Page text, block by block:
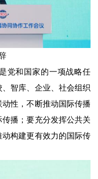
党和国家的一项战略任
智库、企业、社会组织
性，不断推动国际传播
播；要充分发挥公共关
构建更有效力的国际传